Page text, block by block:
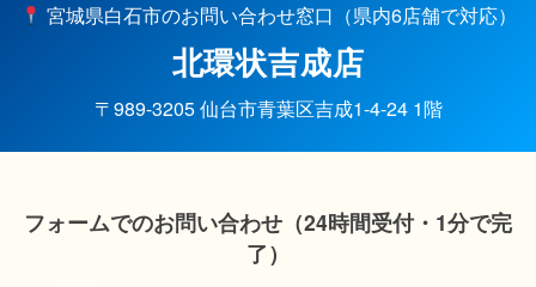
宮城県白石市のお問い合わせ窓口（県内6店舗で対応）
北環状吉成店
〒989-3205 仙台市青葉区吉成1-4-24 1階
フォームでのお問い合わせ（24時間受付・1分で完
了）